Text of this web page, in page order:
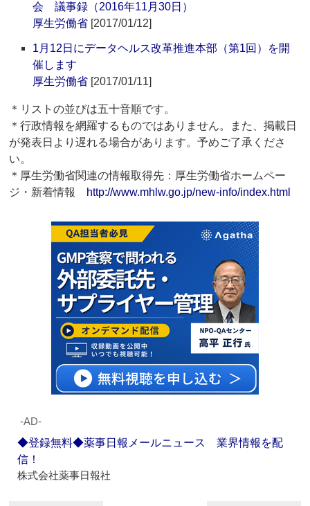
会 議事録（2016年11月30日）
厚生労働省 [2017/01/12]
1月12日にデータヘルス改革推進本部（第1回）を開
催します
厚生労働省 [2017/01/11]
＊リストの並びは五十音順です。
＊行政情報を網羅するものではありません。また、掲載日
が発表日より遅れる場合があります。予めご了承くださ
い。
＊厚生労働省関連の情報取得先：厚生労働省ホームペー
ジ・新着情報 http://www.mhlw.go.jp/new-info/index.html
‐AD‐
◆登録無料◆薬事日報メールニュース 業界情報を配
信！
株式会社薬事日報社